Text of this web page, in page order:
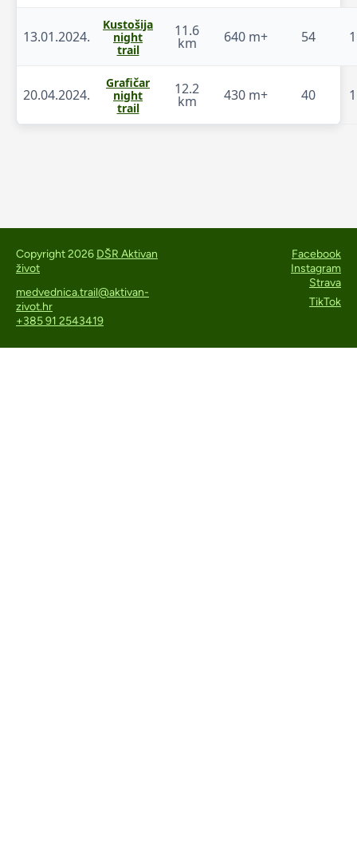
13.01.2024.
Kustošija
night
trail
11.6
km 640 m+ 54
20.04.2024.
Grafičar
night
trail
12.2
km 430 m+ 40
Copyright 2026 DŠR Aktivan
život
medvednica.trail@aktivan-
zivot.hr
+385 91 2543419
Facebook
Instagram
Strava
TikTok